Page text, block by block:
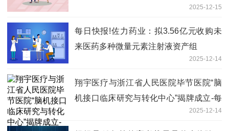
2025-12-15
每日快报!佐力药业：拟3.56亿元收购未
来医药多种微量元素注射液资产组
2025-12-14
翔宇医疗与浙江省人民医院毕节医院“脑
机接口临床研究与转化中心”揭牌成立-每
2025-12-14